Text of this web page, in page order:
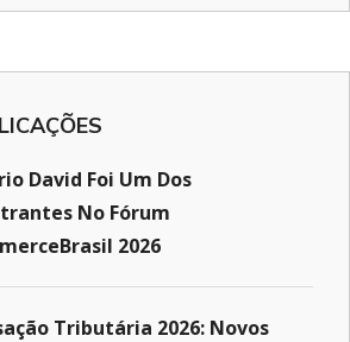
David Foi Um Dos
No Fórum
2026
Tributária 2026: Novos